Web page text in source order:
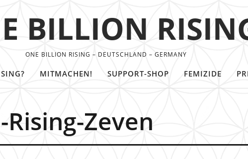
BILLION
ONE BILLION RISING – DEUTSCHLAND – GERMANY
MITMACHEN! SUPPORT-SHOP FEMIZIDE
Zeven